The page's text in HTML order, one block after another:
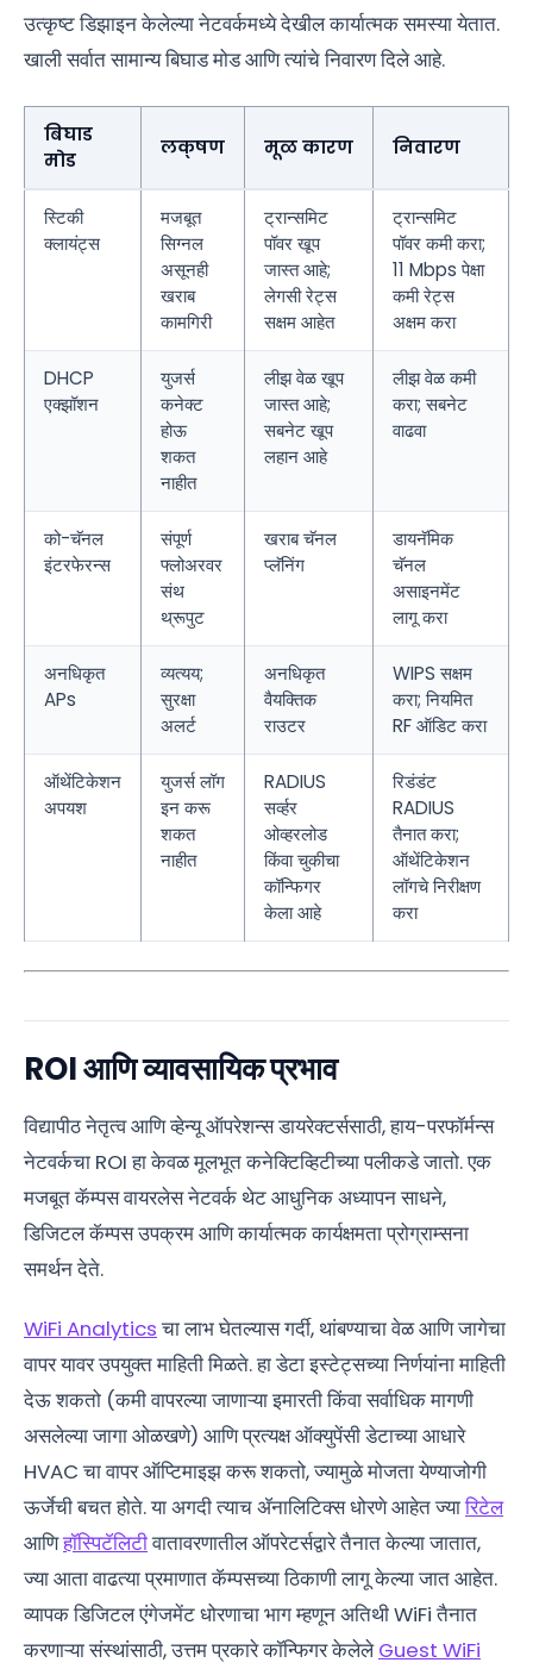
उत्कृष्ट डिझाइन केलेल्या नेटवर्कमध्ये देखील कार्यात्मक समस्या येतात.
खाली सर्वात सामान्य बिघाड मोड आणि त्यांचे निवारण दिले आहे.
बिघाड
मोड
लक्षण मूळ कारण निवारण
स्टिकी
क्लायंट्स
मजबूत
सिग्नल
असूनही
खराब
कामगिरी
ट्रान्समिट
पॉवर खूप
जास्त आहे;
लेगसी रेट्स
सक्षम आहेत
ट्रान्समिट
पॉवर कमी करा;
11 Mbps पेक्षा
कमी रेट्स
अक्षम करा
DHCP
एक्झॉशन
युजर्स
कनेक्ट
होऊ
शकत
नाहीत
लीझ वेळ खूप
जास्त आहे;
सबनेट खूप
लहान आहे
लीझ वेळ कमी
करा; सबनेट
वाढवा
को-चॅनल
इंटरफेरन्स
संपूर्ण
फ्लोअरवर
संथ
थ्रूपुट
खराब चॅनल
प्लॅनिंग
डायनॅमिक
चॅनल
असाइनमेंट
लागू करा
अनधिकृत
APs
व्यत्यय;
सुरक्षा
अलर्ट
अनधिकृत
वैयक्तिक
राउटर
WIPS सक्षम
करा; नियमित
RF ऑडिट करा
ऑथेंटिकेशन
अपयश
युजर्स लॉग
इन करू
शकत
नाहीत
RADIUS
सर्व्हर
ओव्हरलोड
किंवा चुकीचा
कॉन्फिगर
केला आहे
रिडंडंट
RADIUS
तैनात करा;
ऑथेंटिकेशन
लॉगचे निरीक्षण
करा
ROI आणि व्यावसायिक प्रभाव
विद्यापीठ नेतृत्व आणि व्हेन्यू ऑपरेशन्स डायरेक्टर्ससाठी, हाय-परफॉर्मन्स
नेटवर्कचा ROI हा केवळ मूलभूत कनेक्टिव्हिटीच्या पलीकडे जातो. एक
मजबूत कॅम्पस वायरलेस नेटवर्क थेट आधुनिक अध्यापन साधने,
डिजिटल कॅम्पस उपक्रम आणि कार्यात्मक कार्यक्षमता प्रोग्राम्सना
समर्थन देते.
WiFi Analyticsचा लाभ घेतल्यास गर्दी, थांबण्याचा वेळ आणि जागेचा
वापर यावर उपयुक्त माहिती मिळते. हा डेटा इस्टेट्सच्या निर्णयांना माहिती
देऊ शकतो (कमी वापरल्या जाणाऱ्या इमारती किंवा सर्वाधिक मागणी
असलेल्या जागा ओळखणे) आणि प्रत्यक्ष ऑक्युपेंसी डेटाच्या आधारे
HVAC चा वापर ऑप्टिमाइझ करू शकतो, ज्यामुळे मोजता येण्याजोगी
ऊर्जेची बचत होते. या अगदी त्याच ॲनालिटिक्स धोरणे आहेत ज्यारिटेल
आणिहॉस्पिटॅलिटीवातावरणातील ऑपरेटर्सद्वारे तैनात केल्या जातात,
ज्या आता वाढत्या प्रमाणात कॅम्पसच्या ठिकाणी लागू केल्या जात आहेत.
व्यापक डिजिटल एंगेजमेंट धोरणाचा भाग म्हणून अतिथी WiFi तैनात
करणाऱ्या संस्थांसाठी, उत्तम प्रकारे कॉन्फिगर केलेलेGuest WiFi